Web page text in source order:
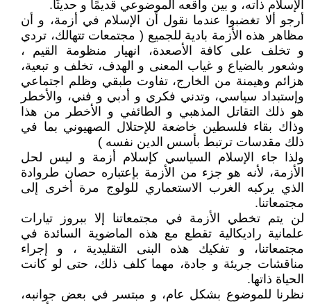
الإسلام ذاته، و بين واقعه الموضوعي قديمًا و حديثًا.
أرجو ألا تغضبوا عندما نقول أن الإسلام في أزمة، و أن
مظاهر هذه الأزمة بادية للجميع ( مجتمعات تتهالك، تردي
و تخلف على كافة الأصعدة، انهيار منظومة القيم ،
وشعور بالضياع و غياب المعنى و الهدف، تخلف و تبعية،
هزائم وهيمنة من الخارج، تفاوت طبقي وظلم اجتماعي
وإستبداد سياسي، وتدني فكري و أدبي و فني، والأخطر
هو ذلك التقاتل المذهبي و الطائفي و الأخطر من هذا
وذاك بقاء فلسطين خاضعة للإحتلال الصهيوني بما في
ذلك مقدسات ترتبط بأسس الدين نفسه )
ولذا جاء الإسلام السياسي كإسلام أزمة و ليس لحل
الأزمة، لأنه هو جزء من الأزمة بإعتباره حصان طروادة
الذي يركبه الغرب الاستعماري للولوج مرة أخرى إلى
مجتمعاتنا.
لن يتم تخطي الأزمة في مجتمعاتنا إلا ببروز تيارات
علمانية راديكالية تقطع مع هذه الماضوية السائدة في
مجتمعاتنا، و تفكيك هذه البنى التقليدية ، و إجراء
مناقشات جريئة و جادة، مهما كلف ذلك، حتى لو كانت
الحياة ذاتها.
نظرنا للموضوع بشكل عام، و مبتسر في بعض جوانبه،